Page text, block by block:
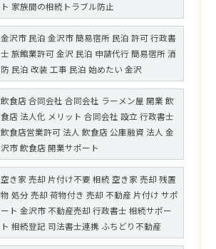
ト 家族間の相続トラブル防止
金沢市 民泊 金沢市 簡易宿所 民泊 許可 行政書
士 旅館業許可 金沢 民泊 申請代行 簡易宿所 消
防 民泊 改装 工事 民泊 始めたい 金沢
飲食店 合同会社 合同会社 ラーメン屋 開業 飲
食店 法人化 メリット 合同会社 設立 行政書士
飲食店営業許可 法人 飲食店 公庫融資 法人 金
沢市 飲食店 開業サポート
空き家 売却 片付け不要 相続 空き家 売却 残置
物 処分 売却 荷物付き 売却 不動産 片付け サポ
ート 金沢市 不動産売却 行政書士 相続サポー
ト 相続登記 司法書士連携 ふちどり不動産